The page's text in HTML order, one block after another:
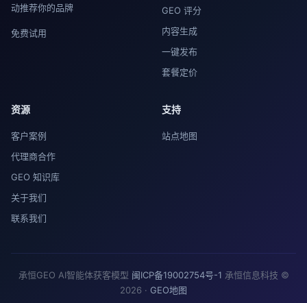
动推荐你的品牌
免费试用
GEO 评分
内容生成
一键发布
套餐定价
资源
客户案例
代理商合作
GEO 知识库
关于我们
联系我们
支持
站点地图
承恒GEO AI智能体获客模型 闽ICP备19002754号-1 承恒信息科技 ©
2026 · GEO地图